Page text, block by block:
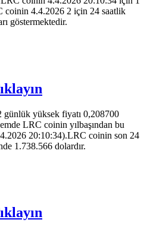
coinin 4.4.2026 2 için 24 saatlik
göstermektedir.
yüksek fiyatı 0,208700
LRC coinin yılbaşından bu
20:10:34).LRC coinin son 24
1.738.566 dolardır.